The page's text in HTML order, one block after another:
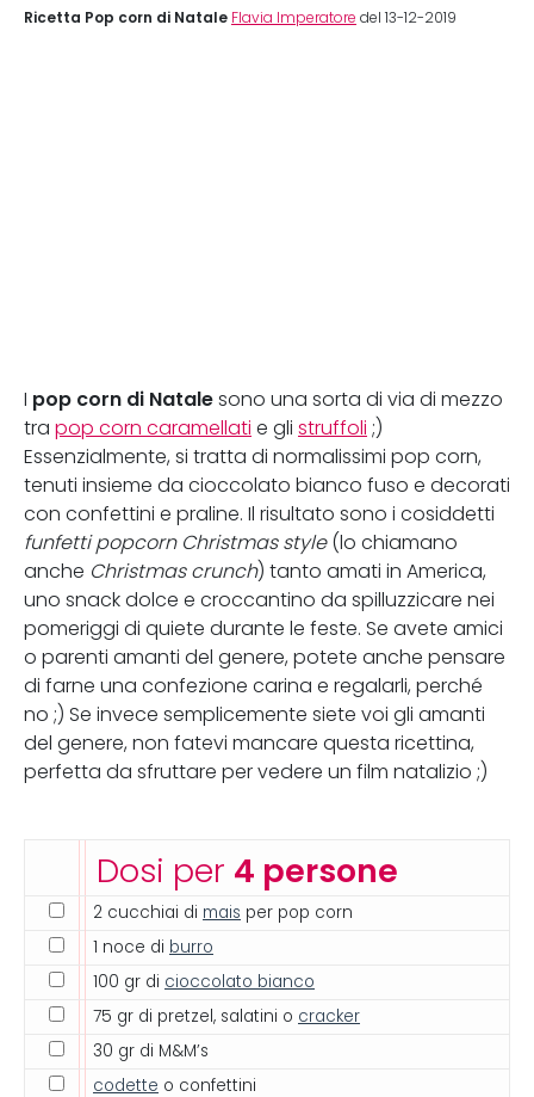
Ricetta Pop corn di Natale Flavia Imperatore del 13-12-2019
I pop corn di Natale sono una sorta di via di mezzo
tra pop corn caramellati e gli struffoli ;)
Essenzialmente, si tratta di normalissimi pop corn,
tenuti insieme da cioccolato bianco fuso e decorati
con confettini e praline. Il risultato sono i cosiddetti
funfetti popcorn Christmas style(lo chiamano
anche Christmas crunch) tanto amati in America,
uno snack dolce e croccantino da spilluzzicare nei
pomeriggi di quiete durante le feste. Se avete amici
o parenti amanti del genere, potete anche pensare
di farne una confezione carina e regalarli, perché
no ;) Se invece semplicemente siete voi gli amanti
del genere, non fatevi mancare questa ricettina,
perfetta da sfruttare per vedere un film natalizio ;)
Dosi per 4 persone
2 cucchiai di mais per pop corn
1 noce di burro
100 gr di cioccolato bianco
75 gr di pretzel, salatini o cracker
30 gr di M&M’s
codette o confettini